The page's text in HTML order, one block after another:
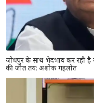
जोधपुर के साथ भेदभाव कर रही है
की जीत तय: अशोक गहलोत